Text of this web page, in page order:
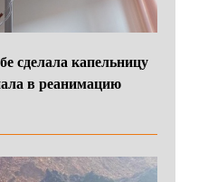
сделала капельницу
в реанимацию